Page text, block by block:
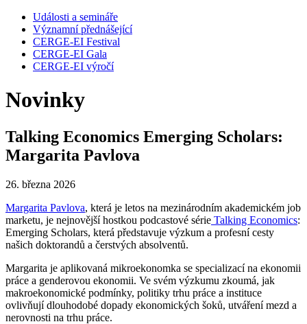
Události a semináře
Významní přednášející
CERGE-EI Festival
CERGE-EI Gala
CERGE-EI výročí
Novinky
Talking Economics Emerging Scholars:
Margarita Pavlova
26. března 2026
Margarita Pavlova, která je letos na mezinárodním akademickém job
marketu, je nejnovější hostkou podcastové série Talking Economics:
Emerging Scholars, která představuje výzkum a profesní cesty
našich doktorandů a čerstvých absolventů.
Margarita je aplikovaná mikroekonomka se specializací na ekonomii
práce a genderovou ekonomii. Ve svém výzkumu zkoumá, jak
makroekonomické podmínky, politiky trhu práce a instituce
ovlivňují dlouhodobé dopady ekonomických šoků, utváření mezd a
nerovnosti na trhu práce.